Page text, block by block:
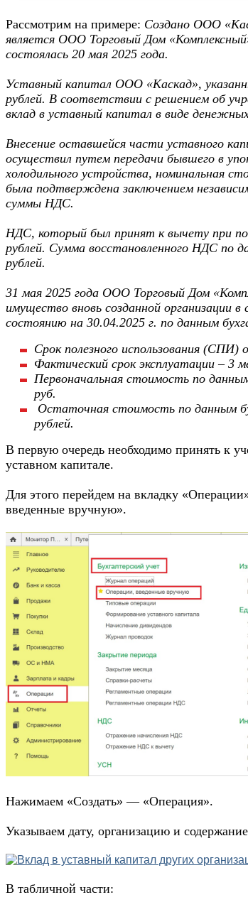
Рассмотрим на примере: Создано ООО
является ООО Торговый Дом
состоялась 20 мая 2025 года.
Уставный капитал ООО «Каскад»,
рублей. В соответствии с решением об
вклад в уставный капитал в виде
Внесение оставшейся части уставного
осуществил путем передачи бывшего в
холодильного устройства, номинальная
была подтверждена заключением
суммы НДС.
НДС, который был принят к вычету при
рублей. Сумма восстановленного НДС по
рублей.
31 мая 2025 года ООО Торговый Дом
имущество вновь созданной организации
состоянию на 30.04.2025 г. по данным
Срок полезного использования (СПИ)
Фактический срок эксплуатации – 3
Первоначальная стоимость по
руб.
Остаточная стоимость по данным
рублей.
В первую очередь необходимо принять к
уставном капитале.
Для этого перейдем на вкладку
введенные вручную».
Нажимаем «Создать» — «Операция».
Указываем дату, организацию и
В табличной части: